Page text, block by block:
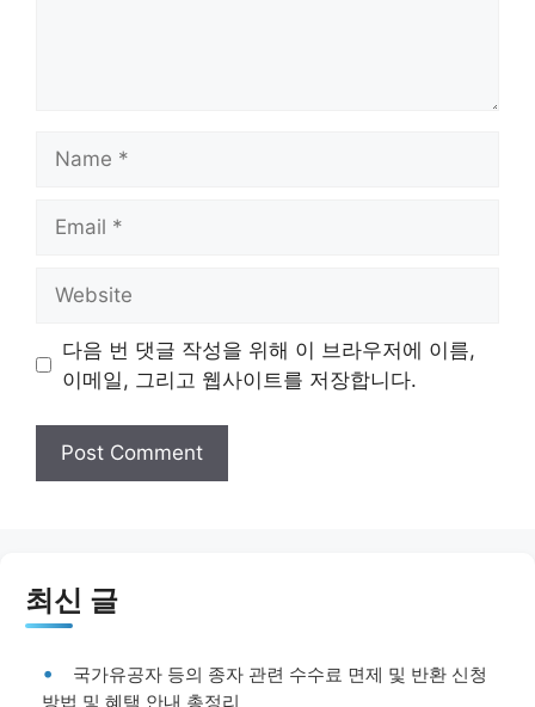
다음 번 댓글 작성을 위해 이 브라우저에 이름,
이메일, 그리고 웹사이트를 저장합니다.
최신 글
국가유공자 등의 종자 관련 수수료 면제 및 반환 신청
방법 및 혜택 안내 총정리